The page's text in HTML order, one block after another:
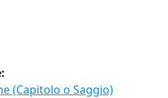
(Capitolo o Saggio)